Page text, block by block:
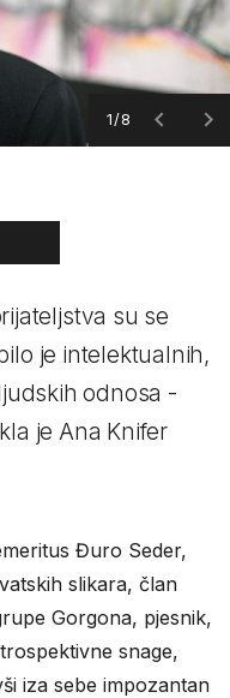
1/8
su se
je intelektualnih,
odnosa -
je Ana Knifer
Đuro Seder,
slikara, član
Gorgona, pjesnik,
snage,
iza sebe impozantan